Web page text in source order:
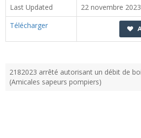
Last Updated
22 novembre 2023
Télécharger
2182023 arrêté autorisant un débit de
(Amicales sapeurs pompiers)